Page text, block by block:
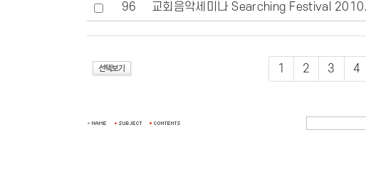
96 교회음악세미나 Searching Festival
1 2 3 4